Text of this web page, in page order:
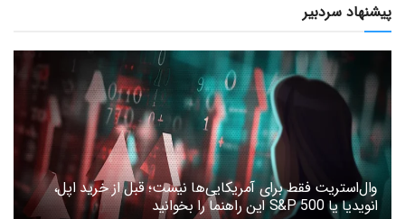
پیشنهاد سردبیر
وال‌استریت فقط برای آمریکایی‌ها نیست؛ قبل از خرید اپل،
انویدیا یا S&P 500 این راهنما را بخوانید